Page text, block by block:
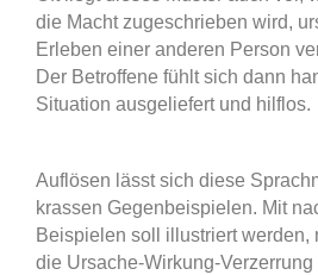
die Macht zugeschrieben wird,
Erleben einer anderen Person
Der Betroffene fühlt sich dann
Situation ausgeliefert und hilflos.
Auflösen lässt sich diese
krassen Gegenbeispielen. Mit
Beispielen soll illustriert werden,
die Ursache-Wirkung-